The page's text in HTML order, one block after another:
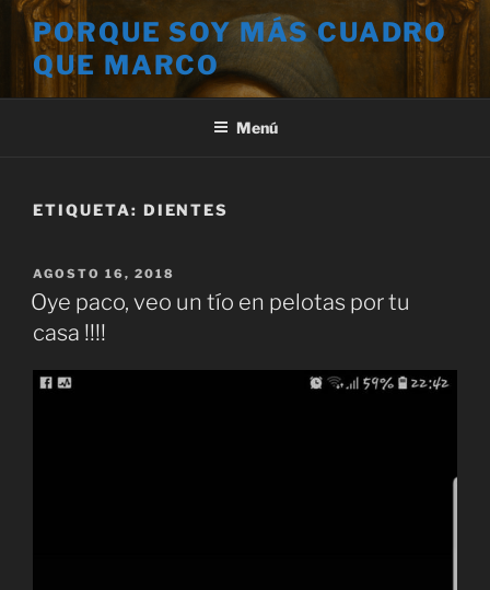
Saltar
contenido
PORQUE SOY MÁS CUADRO
QUE MARCO
Menú
ETIQUETA: DIENTES
PUBLICADO
EL
AGOSTO 16, 2018
Oye paco, veo un tío en pelotas por tu
casa !!!!